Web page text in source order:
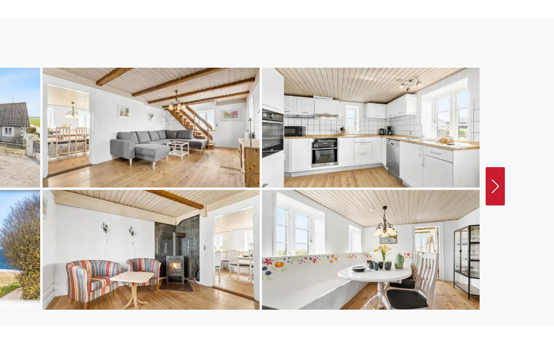
erwartet Sie am Haus. Mit Ihren mitgebrachten Fahrrädern können Sie die
Haie im Kattegatcenter in Grenaa oder die tropischen Biotope im Randers
Freizeitpark Djurs Sommerland ist mit dem Auto schnell zu erreichen. Hier
viel Spaß haben. Das malerische Städtchen Ebeltoft, der Nationalpark Mols
und Herrensitze der Umgebung und die schöne Stadt Aarhus, die
sind alle einen Besuch wert.